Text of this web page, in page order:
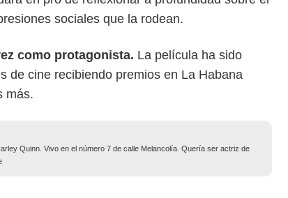
sociales que la rodean.
como protagonista. La película ha sido
de cine recibiendo premios en La Habana
más.
Quinn. Vivo en el número 7 de calle Melancolía. Quería ser actriz de